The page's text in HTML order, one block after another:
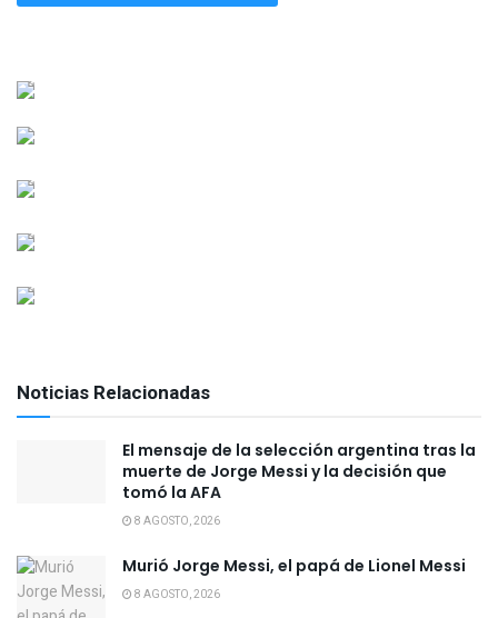
Noticias Relacionadas
El mensaje de la selección argentina tras la
muerte de Jorge Messi y la decisión que
tomó la AFA
8 AGOSTO, 2026
Murió Jorge Messi, el papá de Lionel Messi
8 AGOSTO, 2026